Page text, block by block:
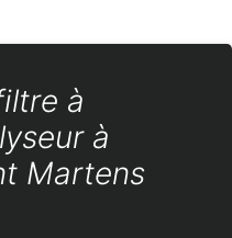
à
à
Martens